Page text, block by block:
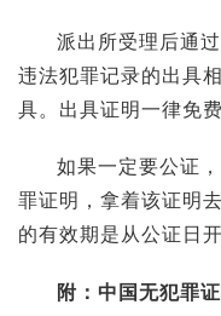
@老陈有话说
在申请美国移民时
派出所受理后通
违法犯罪记录的出具
具。出具证明一律免
如果一定要公证
罪证明，拿着该证明
的有效期是从公证日
附：中国无犯罪